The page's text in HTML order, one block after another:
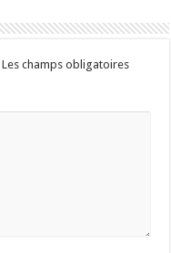
Les champs obligatoires